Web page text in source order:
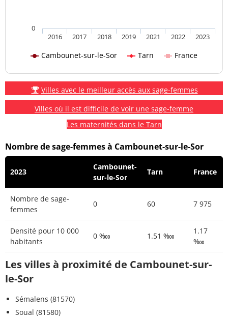
Cambounet-sur-le-Sor Tarn France
2016 2017 2018 2019 2021 2022 2023
0
Villes avec le meilleur accès aux sage-femmes
Villes où il est difficile de voir une sage-femme
Les maternités dans le Tarn
Nombre de sage-femmes à Cambounet-sur-le-Sor
2023
Cambounet-
sur-le-Sor
Tarn France
Nombre de sage-
femmes
0 60 7 975
Densité pour 10 000
habitants
0 ‱ 1.51 ‱
1.17
‱
Les villes à proximité de Cambounet-sur-
le-Sor
Sémalens (81570)
Soual (81580)